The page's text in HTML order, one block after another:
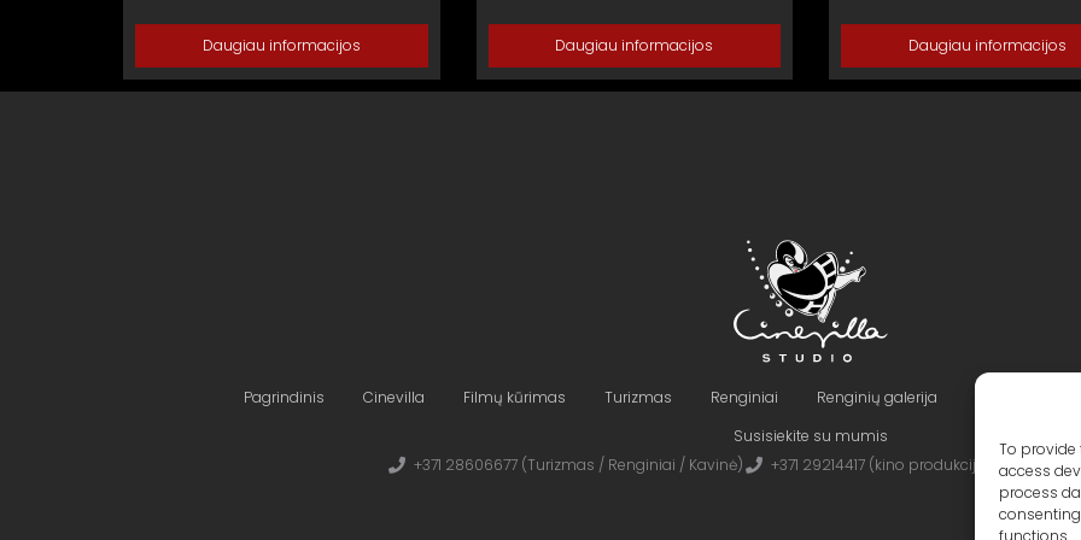
To provide
access
process
functions.
Daugiau informacijos Daugiau informacijos Daugiau informacijos
Pagrindinis Cinevilla Filmų kūrimas Turizmas Renginiai Renginių galerija
Susisiekite su mumis
+371 28606677 (Turizmas / Renginiai / Kavinė)
+371 29214417 (kino produkcija) Cinevilla